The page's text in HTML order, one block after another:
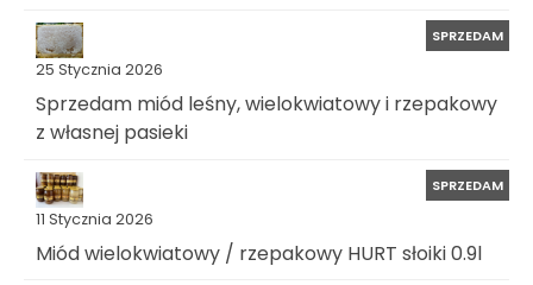
25 Stycznia 2026
SPRZEDAM
Sprzedam miód leśny, wielokwiatowy i rzepakowy
z własnej pasieki
11 Stycznia 2026
SPRZEDAM
Miód wielokwiatowy / rzepakowy HURT słoiki 0.9l